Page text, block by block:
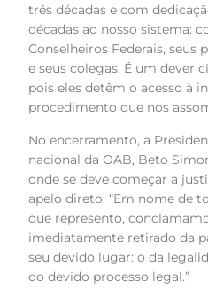
três décadas e com
décadas ao nosso sistema:
Conselheiros Federais, seus
e seus colegas. É um dever
pois eles detêm o acesso à
procedimento que nos
No encerramento, a
nacional da OAB, Beto
onde se deve começar a
apelo direto: “Em nome de
que represento,
imediatamente retirado da
seu devido lugar: o da
do devido processo legal.”